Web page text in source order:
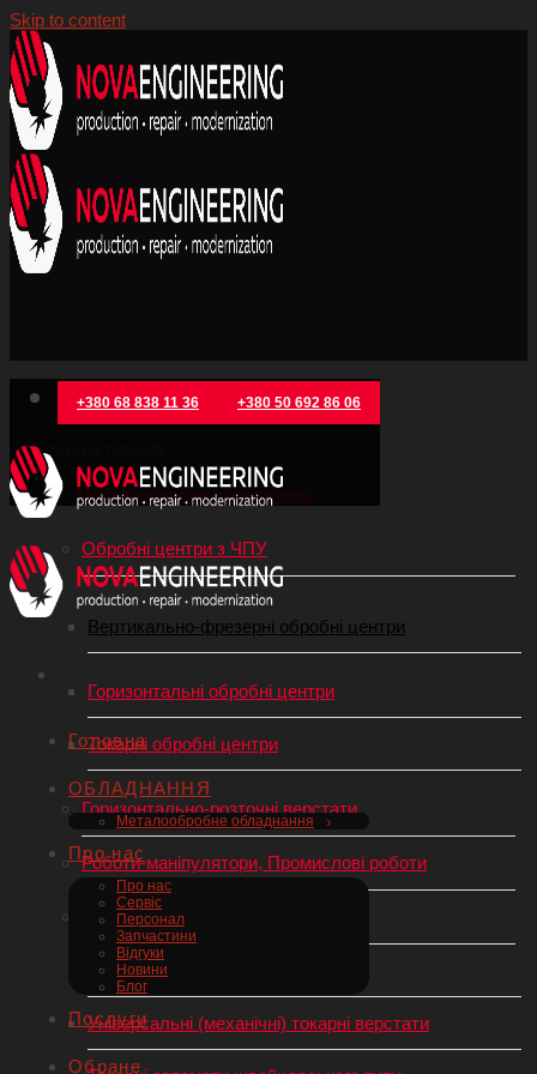
Skip to content
+380 68 838 11 36 +380 50 692 86 06
Головна
ОБЛАДНАННЯ
Металообробне обладнання
Про нас
Про нас
Сервіс
Персонал
Запчастини
Відгуки
Новини
Блог
Послуги
Обране
Категорії товарів
Металообробне обладнання
Обробні центри з ЧПУ
Вертикально-фрезерні обробні центри
Горизонтальні обробні центри
Токарні обробні центри
Горизонтально-розточні верстати
Роботи-маніпулятори, Промислові роботи
Токарний верстат по металу
Токарні верстати з ЧПУ
Універсальні (механічні) токарні верстати